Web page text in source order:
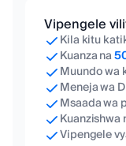
Vipengele
Kila kitu
Kuanza na
Muundo wa
Meneja wa
Msaada wa
Kuanzishwa
Vipengele